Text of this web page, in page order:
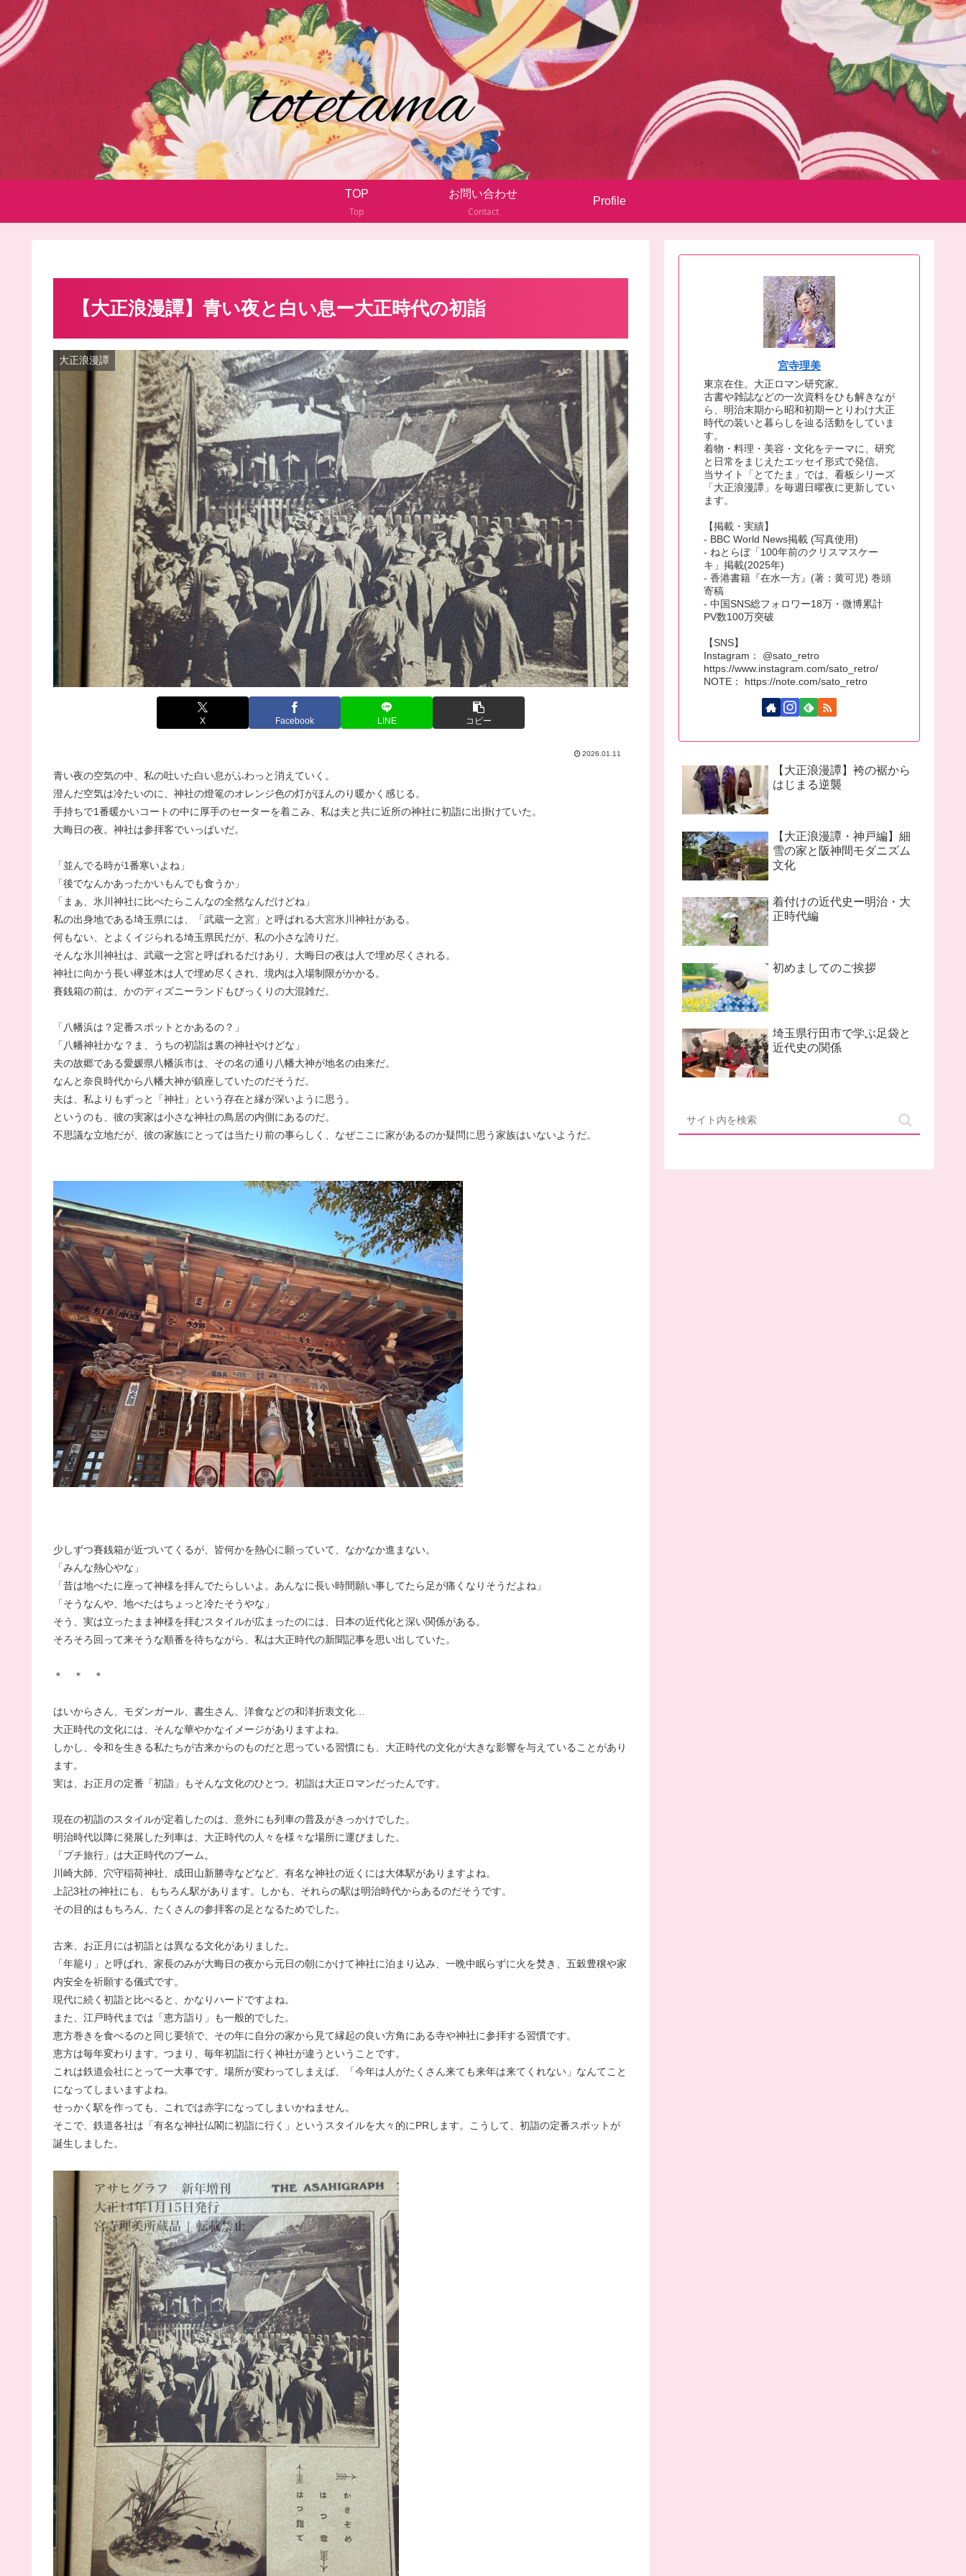
TOP
Top
お問い合わせ
Contact
Profile
【大正浪漫譚】青い夜と白い息ー大正時代の初詣
大正浪漫譚
X Facebook LINE コピー
2026.01.11
青い夜の空気の中、私の吐いた白い息がふわっと消えていく。
澄んだ空気は冷たいのに、神社の燈篭のオレンジ色の灯がほんのり暖かく感じる。
手持ちで1番暖かいコートの中に厚手のセーターを着こみ、私は夫と共に近所の神社に初詣に出掛けていた。
大晦日の夜。神社は参拝客でいっぱいだ。
「並んでる時が1番寒いよね」
「後でなんかあったかいもんでも食うか」
「まぁ、氷川神社に比べたらこんなの全然なんだけどね」
私の出身地である埼玉県には、「武蔵一之宮」と呼ばれる大宮氷川神社がある。
何もない、とよくイジられる埼玉県民だが、私の小さな誇りだ。
そんな氷川神社は、武蔵一之宮と呼ばれるだけあり、大晦日の夜は人で埋め尽くされる。
神社に向かう長い欅並木は人で埋め尽くされ、境内は入場制限がかかる。
賽銭箱の前は、かのディズニーランドもびっくりの大混雑だ。
「八幡浜は？定番スポットとかあるの？」
「八幡神社かな？ま、うちの初詣は裏の神社やけどな」
夫の故郷である愛媛県八幡浜市は、その名の通り八幡大神が地名の由来だ。
なんと奈良時代から八幡大神が鎮座していたのだそうだ。
夫は、私よりもずっと「神社」という存在と縁が深いように思う。
というのも、彼の実家は小さな神社の鳥居の内側にあるのだ。
不思議な立地だが、彼の家族にとっては当たり前の事らしく、なぜここに家があるのか疑問に思う家族はいないようだ。
少しずつ賽銭箱が近づいてくるが、皆何かを熱心に願っていて、なかなか進まない。
「みんな熱心やな」
「昔は地べたに座って神様を拝んでたらしいよ。あんなに長い時間願い事してたら足が痛くなりそうだよね」
「そうなんや、地べたはちょっと冷たそうやな」
そう、実は立ったまま神様を拝むスタイルが広まったのには、日本の近代化と深い関係がある。
そろそろ回って来そうな順番を待ちながら、私は大正時代の新聞記事を思い出していた。
＊ ＊ ＊
はいからさん、モダンガール、書生さん、洋食などの和洋折衷文化…
大正時代の文化には、そんな華やかなイメージがありますよね。
しかし、令和を生きる私たちが古来からのものだと思っている習慣にも、大正時代の文化が大きな影響を与えていることがあり
ます。
実は、お正月の定番「初詣」もそんな文化のひとつ。初詣は大正ロマンだったんです。
現在の初詣のスタイルが定着したのは、意外にも列車の普及がきっかけでした。
明治時代以降に発展した列車は、大正時代の人々を様々な場所に運びました。
「プチ旅行」は大正時代のブーム。
川崎大師、穴守稲荷神社、成田山新勝寺などなど、有名な神社の近くには大体駅がありますよね。
上記3社の神社にも、もちろん駅があります。しかも、それらの駅は明治時代からあるのだそうです。
その目的はもちろん、たくさんの参拝客の足となるためでした。
古来、お正月には初詣とは異なる文化がありました。
「年籠り」と呼ばれ、家長のみが大晦日の夜から元日の朝にかけて神社に泊まり込み、一晩中眠らずに火を焚き、五穀豊穣や家
内安全を祈願する儀式です。
現代に続く初詣と比べると、かなりハードですよね。
また、江戸時代までは「恵方詣り」も一般的でした。
恵方巻きを食べるのと同じ要領で、その年に自分の家から見て縁起の良い方角にある寺や神社に参拝する習慣です。
恵方は毎年変わります。つまり、毎年初詣に行く神社が違うということです。
これは鉄道会社にとって一大事です。場所が変わってしまえば、「今年は人がたくさん来ても来年は来てくれない」なんてこと
になってしまいますよね。
せっかく駅を作っても、これでは赤字になってしまいかねません。
そこで、鉄道各社は「有名な神社仏閣に初詣に行く」というスタイルを大々的にPRします。こうして、初詣の定番スポットが
誕生しました。
宮寺理美
東京在住。大正ロマン研究家。
古書や雑誌などの一次資料をひも解きなが
ら、明治末期から昭和初期ーとりわけ大正
時代の装いと暮らしを辿る活動をしていま
す。
着物・料理・美容・文化をテーマに、研究
と日常をまじえたエッセイ形式で発信。
当サイト「とてたま」では、看板シリーズ
「大正浪漫譚」を毎週日曜夜に更新してい
ます。
【掲載・実績】
- BBC World News掲載 (写真使用)
- ねとらぼ「100年前のクリスマスケー
キ」掲載(2025年)
- 香港書籍『在水一方』(著：黄可児) 巻頭
寄稿
- 中国SNS総フォロワー18万・微博累計
PV数100万突破
【SNS】
Instagram： @sato_retro
https://www.instagram.com/sato_retro/
NOTE： https://note.com/sato_retro
【大正浪漫譚】袴の裾から
はじまる逆襲
【大正浪漫譚・神戸編】細
雪の家と阪神間モダニズム
文化
着付けの近代史ー明治・大
正時代編
初めましてのご挨拶
埼玉県行田市で学ぶ足袋と
近代史の関係